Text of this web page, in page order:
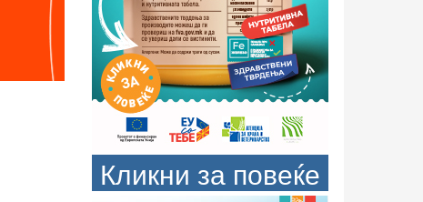
Кликни за повеќе